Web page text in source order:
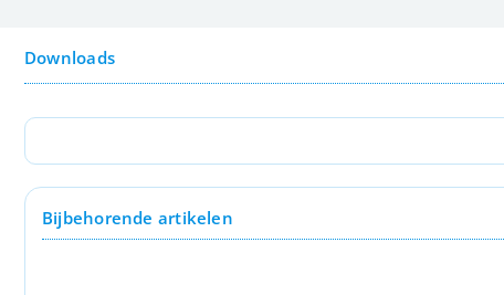
Downloads
Bijbehorende artikelen